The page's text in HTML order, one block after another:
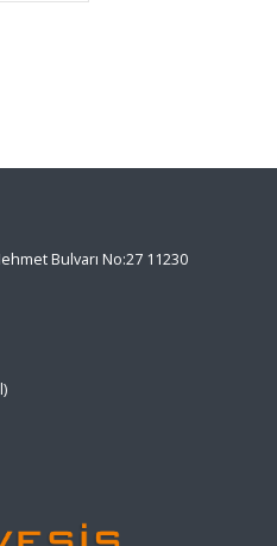
Bulvarı No:27 11230